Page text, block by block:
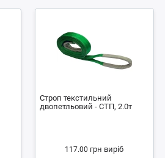
Строп текстильний
двопетльовий - СТП, 2.0т
117.00 грн виріб